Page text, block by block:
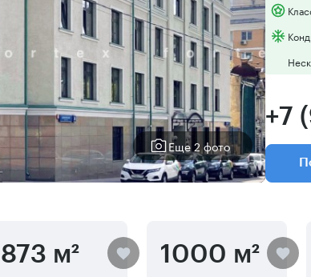
Еще 2 фото
+7
873 м² 1000 м²